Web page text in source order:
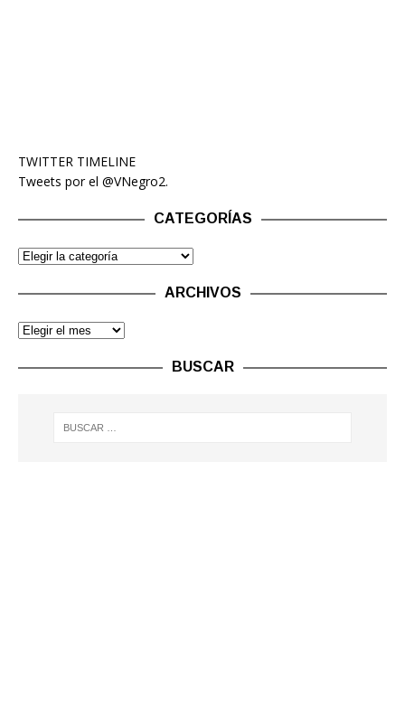
TWITTER TIMELINE
Tweets por el @VNegro2.
CATEGORÍAS
ARCHIVOS
BUSCAR